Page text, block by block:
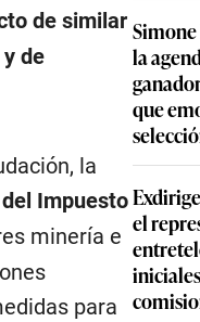
de similar
de
la
Impuesto
minería e
para
Simone
la
que
el